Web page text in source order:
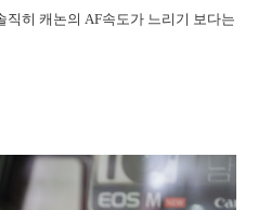
직히 캐논의 AF속도가 느리기 보다는